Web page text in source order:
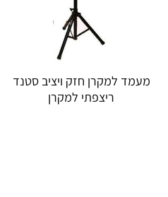
מעמד למקרן חזק ויציב סטנד
ריצפתי למקרן